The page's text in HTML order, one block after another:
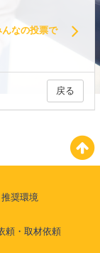
なの投票で
戻る
推奨環境
頼・取材依頼